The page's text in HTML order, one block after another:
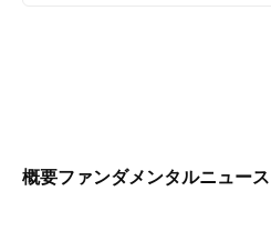
概要ファンダメンタルニュース